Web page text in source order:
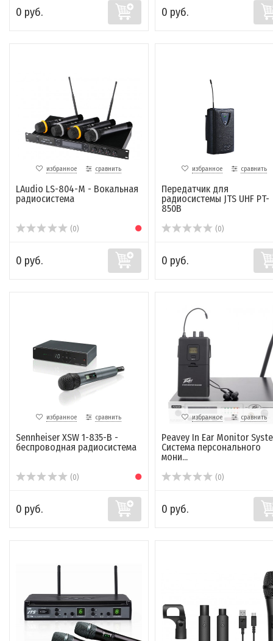
0 руб. 0 руб.
избранное сравнить
LAudio LS-804-M - Вокальная
радиосистема
(0)
0 руб.
избранное сравнить
Передатчик для
радиосистемы JTS UHF PT-
850B
(0)
0 руб.
избранное сравнить
Sennheiser XSW 1-835-B -
беспроводная радиосистема
(0)
0 руб.
избранное сравнить
Peavey In Ear Monitor
Система персонального
мони...
(0)
0 руб.